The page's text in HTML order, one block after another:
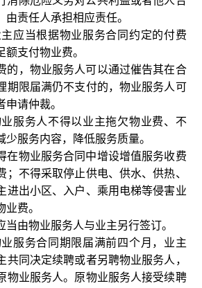
责任人承担相应责任。
应当根据物业服务合同约定的付费
支付物业费。
的，物业服务人可以通过催告其在合
期限届满仍不支付的，物业服务人可
请仲裁。
服务人不得以业主拖欠物业费、不
少服务内容，降低服务质量。
在物业服务合同中增设增值服务收费
；不得采取停止供电、供水、供热、
进出小区、入户、乘用电梯等侵害业
费。
当由物业服务人与业主另行签订。
服务合同期限届满前四个月，业主
共同决定续聘或者另聘物业服务人，
物业服务人。原物业服务人接受续聘